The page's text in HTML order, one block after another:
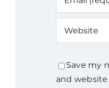
Save my
and